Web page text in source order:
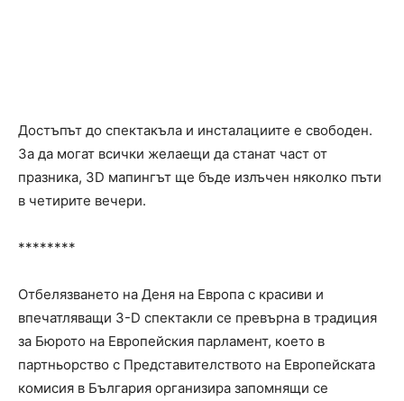
Достъпът до спектакъла и инсталациите е свободен.
За да могат всички желаещи да станат част от
празника, 3D мапингът ще бъде излъчен няколко пъти
в четирите вечери.
********
Отбелязването на Деня на Европа с красиви и
впечатляващи 3-D спектакли се превърна в традиция
за Бюрото на Европейския парламент, което в
партньорство с Представителството на Европейската
комисия в България организира запомнящи се